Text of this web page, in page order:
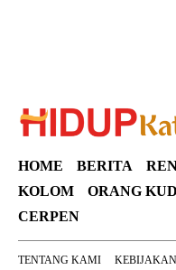
HOME BERITA
KOLOM
ORANG
CERPEN
TENTANG KAMI